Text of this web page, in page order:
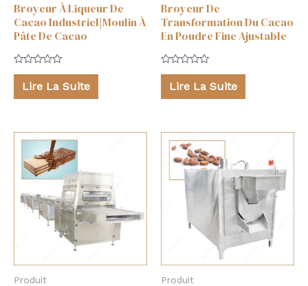
Broyeur À Liqueur De
Cacao Industriel|Moulin À
Pâte De Cacao
Note
sur
5
Lire La Suite
Broyeur De
Transformation Du Cacao
En Poudre Fine Ajustable
Note
sur
5
Lire La Suite
Produit Produit